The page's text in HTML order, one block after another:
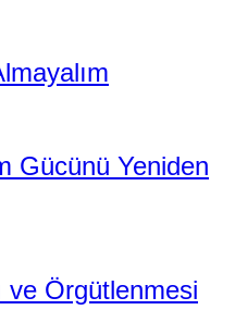
Gücünü Yeniden
ve Örgütlenmesi